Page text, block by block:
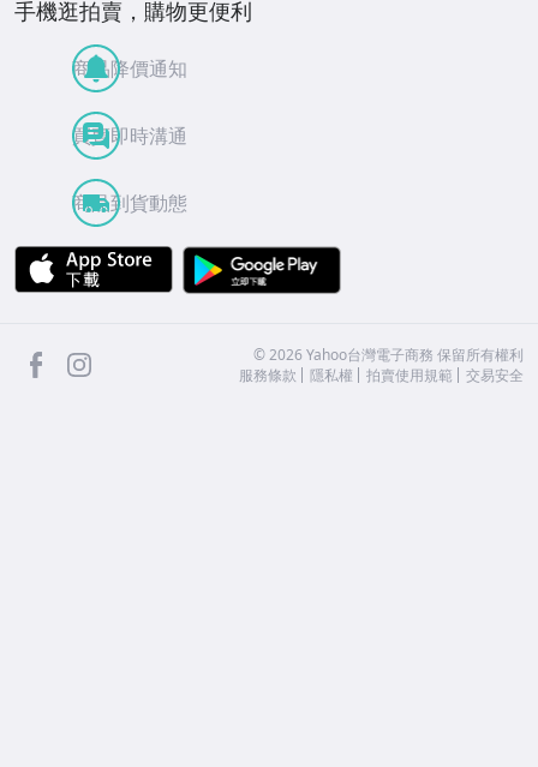
手機逛拍賣，購物更便利
商品降價通知
買賣即時溝通
商品到貨動態
APP Store
facebook ©2026 Yahoo台灣電子商務 保留所有權利
服務條款
隱私權 拍賣使用規範 交易安全